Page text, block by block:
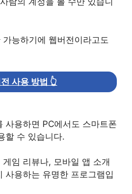
능하기에 웹버전이라고도
사용 방법 👆
사용하면 PC에서도 스마트폰
할 수 있습니다.
임 리뷰나, 모바일 앱 소개
사용하는 유명한 프로그램입